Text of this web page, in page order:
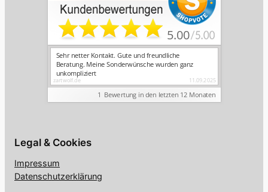
Legal & Cookies
Impressum
Datenschutzerklärung